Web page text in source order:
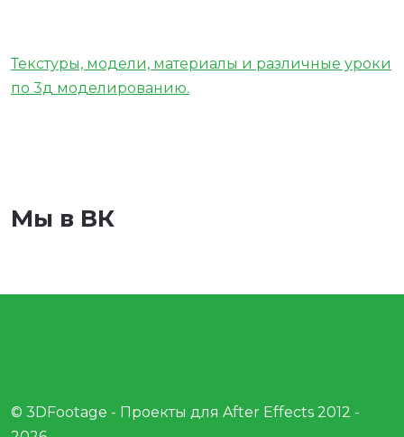
Текстуры, модели, материалы и различные уроки
по 3д моделированию.
Мы в ВК
© 3DFootage - Проекты для After Effects 2012 -